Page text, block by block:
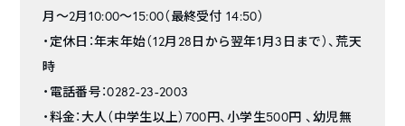
月～2月10:00～15:00（最終受付 14:50）
・定休日：年末年始（12月28日から翌年1月3日まで）、荒天
時
・電話番号：0282-23-2003
・料金：大人（中学生以上）700円、小学生500円 、幼児無